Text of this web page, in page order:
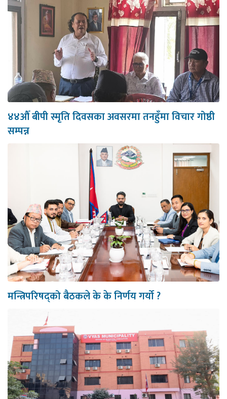
४४औँ बीपी स्मृति दिवसका अवसरमा तनहुँमा विचार गोष्ठी
सम्पन्न
मन्त्रिपरिषद्को बैठकले के के निर्णय गर्यो ?